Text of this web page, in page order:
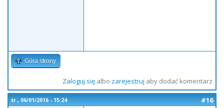
Góra strony
Zaloguj sięalbo zarejestruj aby dodać komentarz
śr., 06/01/2016 - 15:24
#16